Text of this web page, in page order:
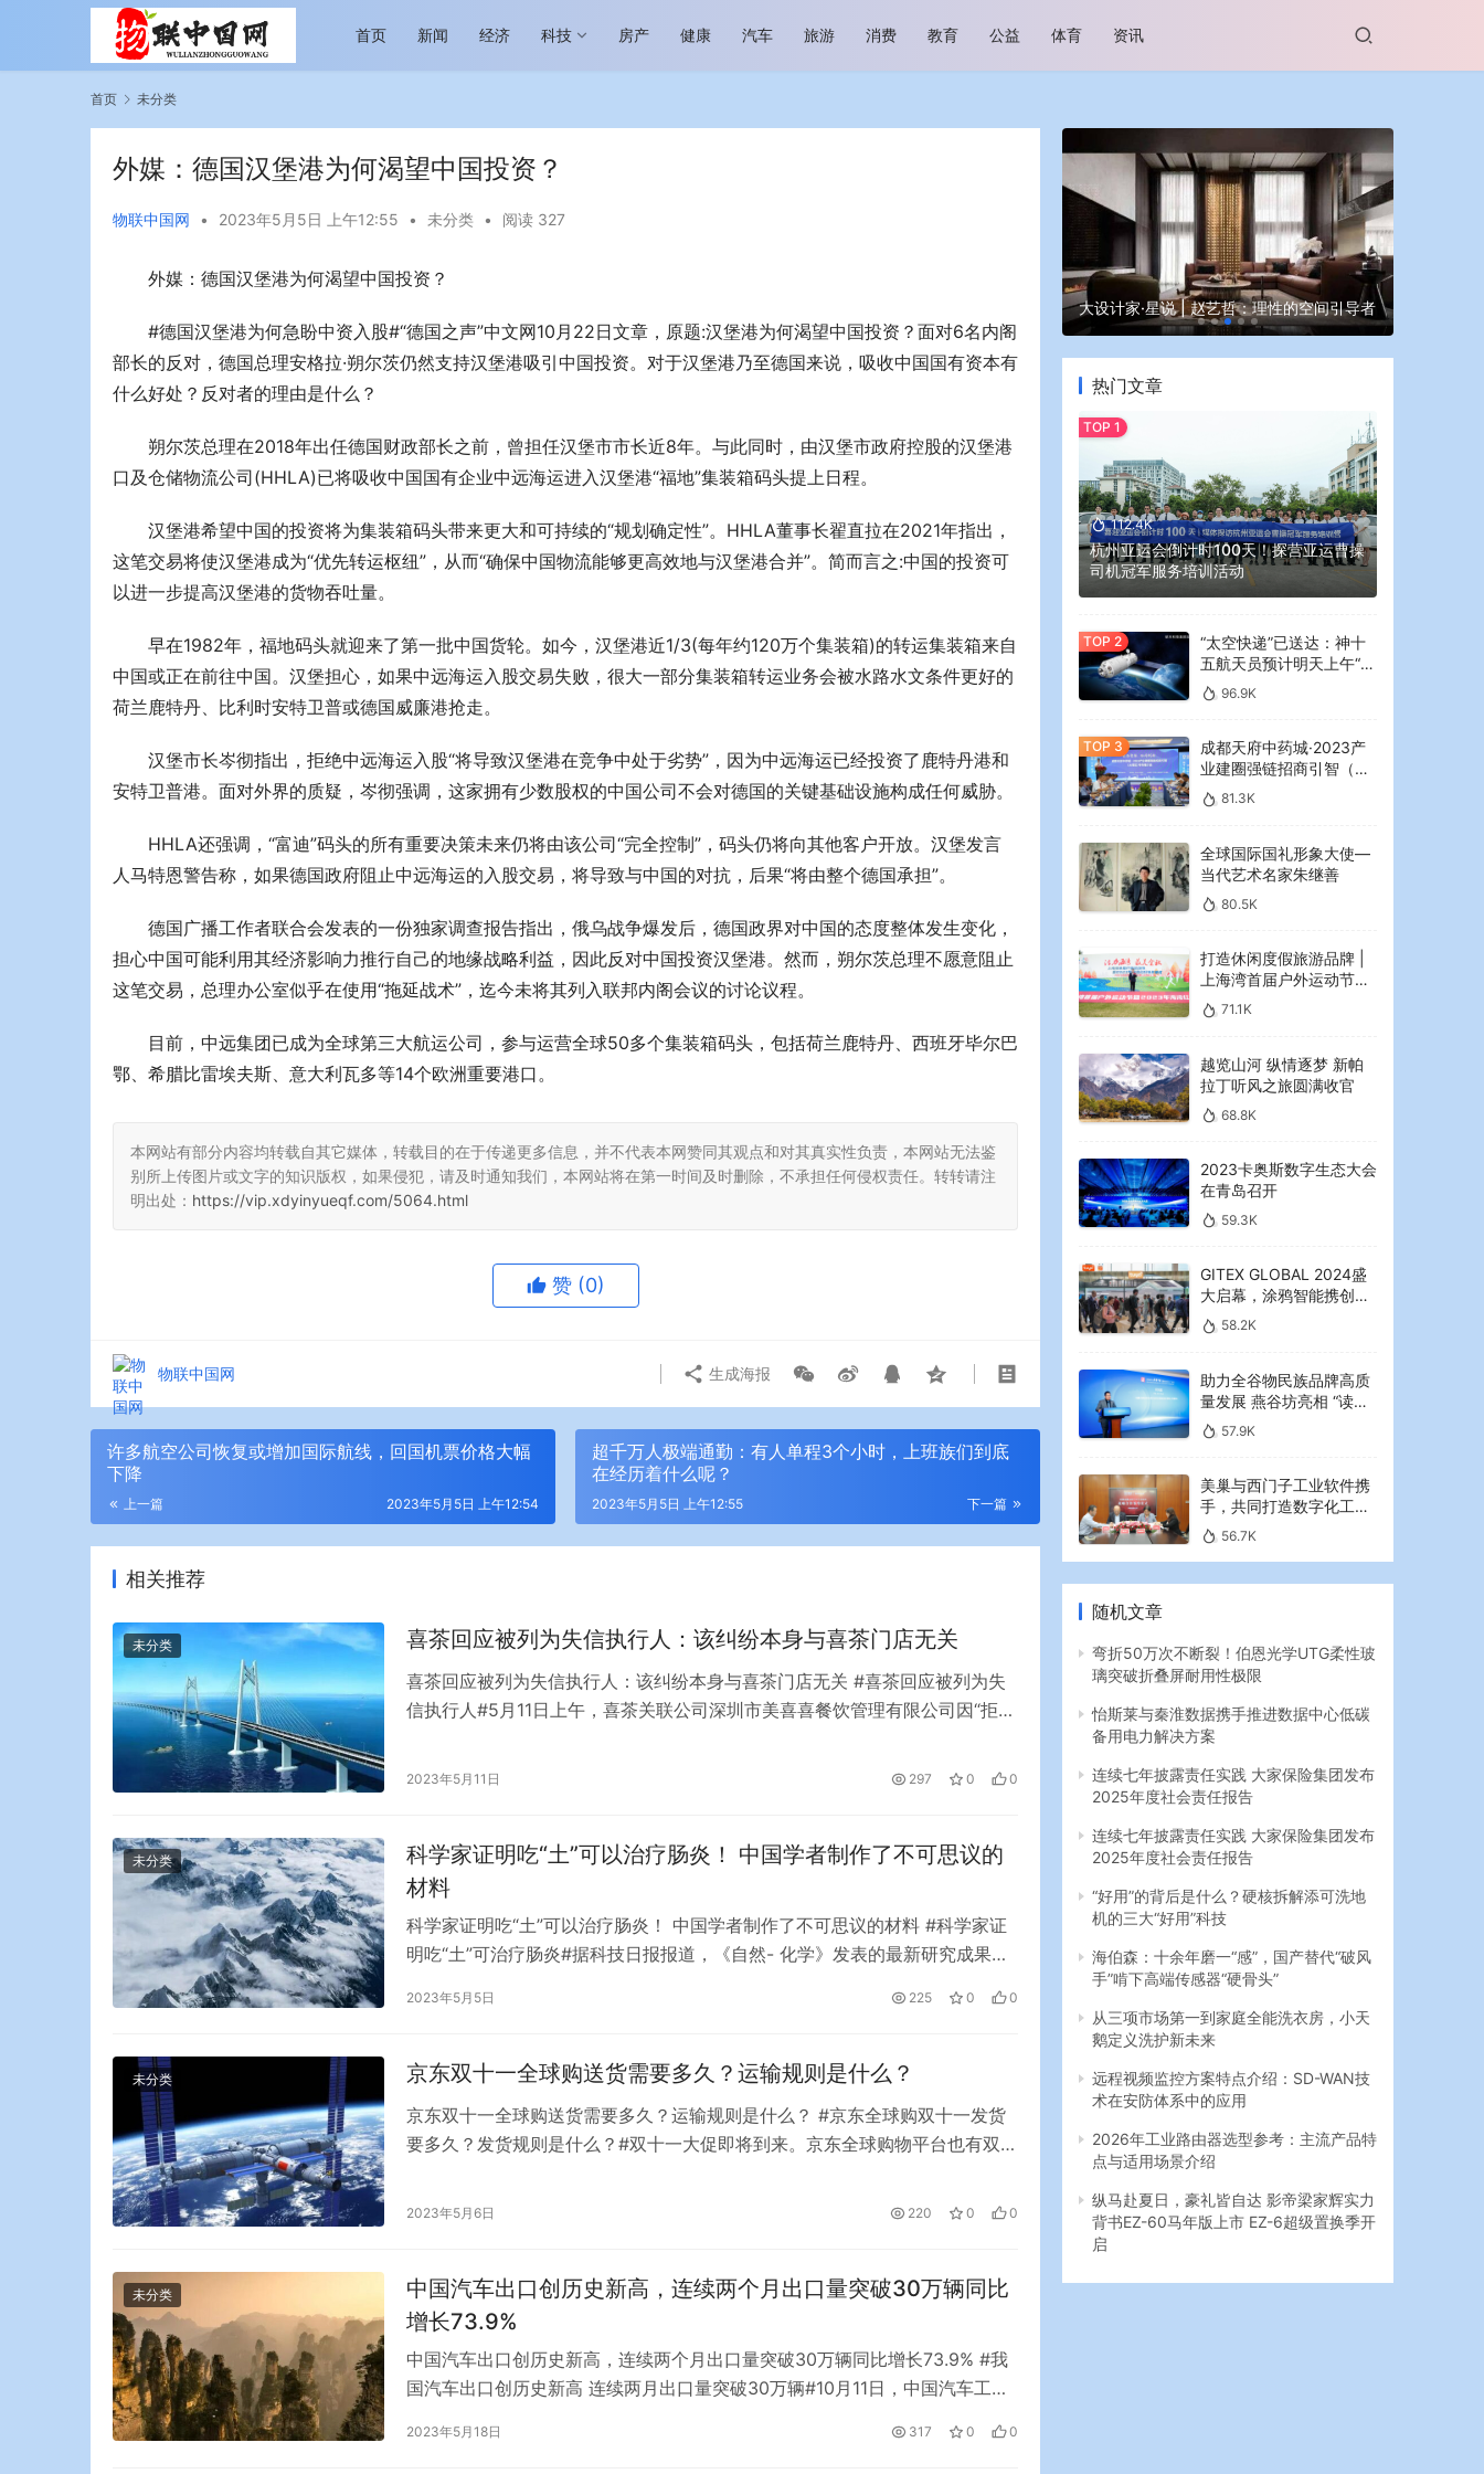
首页 新闻 经济 科技 房产 健康 汽车 旅游 消费 教育 公益 体育 资讯
首页 未分类
外媒：德国汉堡港为何渴望中国投资？
物联中国网 • 2023年5月5日 上午12:55 • 未分类 • 阅读 327
外媒：德国汉堡港为何渴望中国投资？
#德国汉堡港为何急盼中资入股#“德国之声”中文网10月22日文章，原题:汉堡港为何渴望中国投资？面对6名内阁
部长的反对，德国总理安格拉·朔尔茨仍然支持汉堡港吸引中国投资。对于汉堡港乃至德国来说，吸收中国国有资本有
什么好处？反对者的理由是什么？
朔尔茨总理在2018年出任德国财政部长之前，曾担任汉堡市市长近8年。与此同时，由汉堡市政府控股的汉堡港
口及仓储物流公司(HHLA)已将吸收中国国有企业中远海运进入汉堡港“福地”集装箱码头提上日程。
汉堡港希望中国的投资将为集装箱码头带来更大和可持续的“规划确定性”。HHLA董事长翟直拉在2021年指出，
这笔交易将使汉堡港成为“优先转运枢纽”，从而“确保中国物流能够更高效地与汉堡港合并”。简而言之:中国的投资可
以进一步提高汉堡港的货物吞吐量。
早在1982年，福地码头就迎来了第一批中国货轮。如今，汉堡港近1/3(每年约120万个集装箱)的转运集装箱来自
中国或正在前往中国。汉堡担心，如果中远海运入股交易失败，很大一部分集装箱转运业务会被水路水文条件更好的
荷兰鹿特丹、比利时安特卫普或德国威廉港抢走。
汉堡市长岑彻指出，拒绝中远海运入股“将导致汉堡港在竞争中处于劣势”，因为中远海运已经投资了鹿特丹港和
安特卫普港。面对外界的质疑，岑彻强调，这家拥有少数股权的中国公司不会对德国的关键基础设施构成任何威胁。
HHLA还强调，“富迪”码头的所有重要决策未来仍将由该公司“完全控制”，码头仍将向其他客户开放。汉堡发言
人马特恩警告称，如果德国政府阻止中远海运的入股交易，将导致与中国的对抗，后果“将由整个德国承担”。
德国广播工作者联合会发表的一份独家调查报告指出，俄乌战争爆发后，德国政界对中国的态度整体发生变化，
担心中国可能利用其经济影响力推行自己的地缘战略利益，因此反对中国投资汉堡港。然而，朔尔茨总理不愿意阻止
这笔交易，总理办公室似乎在使用“拖延战术”，迄今未将其列入联邦内阁会议的讨论议程。
目前，中远集团已成为全球第三大航运公司，参与运营全球50多个集装箱码头，包括荷兰鹿特丹、西班牙毕尔巴
鄂、希腊比雷埃夫斯、意大利瓦多等14个欧洲重要港口。
本网站有部分内容均转载自其它媒体，转载目的在于传递更多信息，并不代表本网赞同其观点和对其真实性负责，本网站无法鉴
别所上传图片或文字的知识版权，如果侵犯，请及时通知我们，本网站将在第一时间及时删除，不承担任何侵权责任。转转请注
明出处： https://vip.xdyinyueqf.com/5064.html
赞 (0)
物联中国网 生成海报
许多航空公司恢复或增加国际航线，回国机票价格大幅
下降
上一篇 2023年5月5日 上午12:54
超千万人极端通勤：有人单程3个小时，上班族们到底
在经历着什么呢？
下一篇
2023年5月5日 上午12:55
相关推荐
未分类 喜茶回应被列为失信执行人：该纠纷本身与喜茶门店无关
喜茶回应被列为失信执行人：该纠纷本身与喜茶门店无关 #喜茶回应被列为失
信执行人#5月11日上午，喜茶关联公司深圳市美喜喜餐饮管理有限公司因“拒不
茶回应称，该案是喜茶广州某店铺老板与第三人之间的纠纷。纠纷本身与喜茶
2023年5月11日 297 0 0
未分类
科学家证明吃“土”可以治疗肠炎！ 中国学者制作了不可思议的
材料
科学家证明吃“土”可以治疗肠炎！ 中国学者制作了不可思议的材料 #科学家证
明吃“土”可治疗肠炎#据科技日报报道，《自然- 化学》发表的最新研究成果显
是在路边或田地里随便抓土，而是用蒙脱石、淀粉颗粒、液态金属三种成分人
2023年5月5日 225 0 0
未分类 京东双十一全球购送货需要多久？运输规则是什么？
京东双十一全球购送货需要多久？运输规则是什么？ #京东全球购双十一发货
要多久？发货规则是什么？#双十一大促即将到来。京东全球购物平台也有双十
度。那么京东全球购双十一要多久才能发货呢？ 如果遇到节假日或者国家重要
2023年5月6日 220 0 0
未分类
中国汽车出口创历史新高，连续两个月出口量突破30万辆同比
增长73.9%
中国汽车出口创历史新高，连续两个月出口量突破30万辆同比增长73.9% #我
国汽车出口创历史新高 连续两月出口量突破30万辆#10月11日，中国汽车工业
年8月以来，中国汽车月出口量再次突破30万辆。据中国海关总署统计，今年
2023年5月18日 317 0 0
越览山河 纵情逐梦 新帕拉丁听风之旅即日
今年旅游市场进入恢复发展快车道 向“新”而
大设计家·星说 | 赵艺哲：理性的空间引导者
热门文章
112.4K
杭州亚运会倒计时100天！探营亚运曹操
司机冠军服务培训活动
“太空快递”已送达：神十
五航天员预计明天上午“拆
快递”96.9K
成都天府中药城·2023产
业建圈强链招商引智（大
湾区）专场推介会在广州
举行
81.3K
全球国际国礼形象大使—
当代艺术名家朱继善
80.5K
打造休闲度假旅游品牌 |
上海湾首届户外运动节暨
2023年海湾红叶节启幕
71.1K
越览山河 纵情逐梦 新帕
拉丁听风之旅圆满收官
68.8K
2023卡奥斯数字生态大会
在青岛召开
59.3K
GITEX GLOBAL 2024盛
大启幕，涂鸦智能携创新
AI解决方案引领中东可持
续未来
58.2K
助力全谷物民族品牌高质
量发展 燕谷坊亮相 “读懂
中国”国际会议
57.9K
美巢与西门子工业软件携
手，共同打造数字化工业
新篇章
56.7K
随机文章
弯折50万次不断裂！伯恩光学UTG柔性玻
璃突破折叠屏耐用性极限
怡斯莱与秦淮数据携手推进数据中心低碳
备用电力解决方案
连续七年披露责任实践 大家保险集团发布
2025年度社会责任报告
连续七年披露责任实践 大家保险集团发布
2025年度社会责任报告
“好用”的背后是什么？硬核拆解添可洗地
机的三大“好用”科技
海伯森：十余年磨一“感”，国产替代“破风
手”啃下高端传感器“硬骨头”
从三项市场第一到家庭全能洗衣房，小天
鹅定义洗护新未来
远程视频监控方案特点介绍：SD-WAN技
术在安防体系中的应用
2026年工业路由器选型参考：主流产品特
点与适用场景介绍
纵马赴夏日，豪礼皆自达 影帝梁家辉实力
背书EZ-60马年版上市 EZ-6超级置换季开
启